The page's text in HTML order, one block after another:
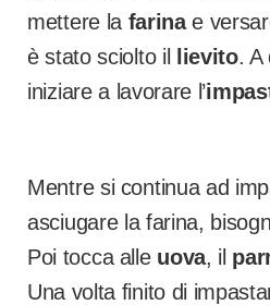
mettere la farinae
è stato sciolto il
lievito. A
iniziare a lavorare l’
Mentre si continua ad
asciugare la farina,
Poi tocca alle uova, il
Una volta finito di